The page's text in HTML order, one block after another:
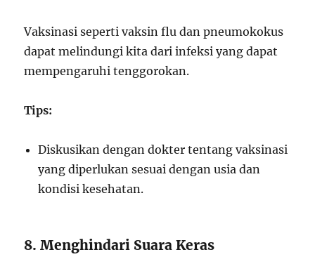
Vaksinasi seperti vaksin flu dan pneumokokus
dapat melindungi kita dari infeksi yang dapat
mempengaruhi tenggorokan.
Tips:
Diskusikan dengan dokter tentang vaksinasi
yang diperlukan sesuai dengan usia dan
kondisi kesehatan.
8. Menghindari Suara Keras